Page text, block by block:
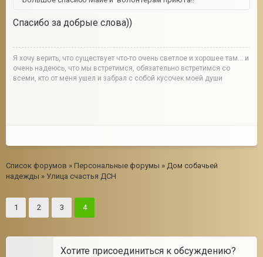
Спасибо за добрые слова))
Я хочу верить, что существует что-то очень светлое и хорошее там... и
очень надеюсь, что мы встретимся, обязательно встретимся со
всеми, кто от меня ушел и забрал с собой кусочек моей души
Список форумов » Персональные форумы » Дом собачьей
надежды » Улица счастья ДСН
1 2 3 4
Хотите присоединиться к обсуждению?